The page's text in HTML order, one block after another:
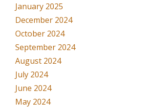
January 2025
December 2024
October 2024
September 2024
August 2024
July 2024
June 2024
May 2024